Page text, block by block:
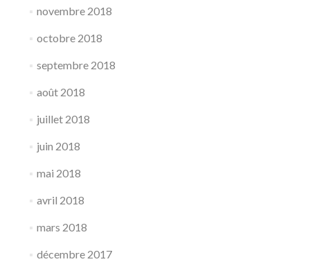
novembre 2018
octobre 2018
septembre 2018
août 2018
juillet 2018
juin 2018
mai 2018
avril 2018
mars 2018
décembre 2017